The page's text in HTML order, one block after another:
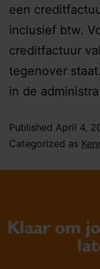
een
inclusief btw.
creditfactuur
tegenover
in de
Published April 4,
Categorized as
Klaar om